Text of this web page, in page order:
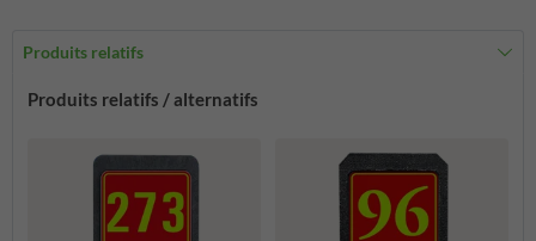
Produits relatifs
Produits relatifs / alternatifs